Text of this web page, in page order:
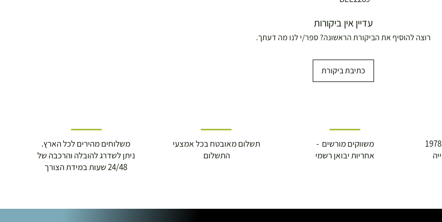
- רחוב שביל
עדיין אין ביקורות
רוצה להוסיף את הביקורת הראשונה? ספר/י לנו מה דעתך.
כתיבת ביקורת
משלוחים מהירים לכל הארץ.
ניתן לשדרג להובלה והרכבה של
24/48 שעות במידת הצורך
תשלום מאובטח בכל אמצעי
התשלום
משווקים מורשים -
אחריות יבואן רשמי